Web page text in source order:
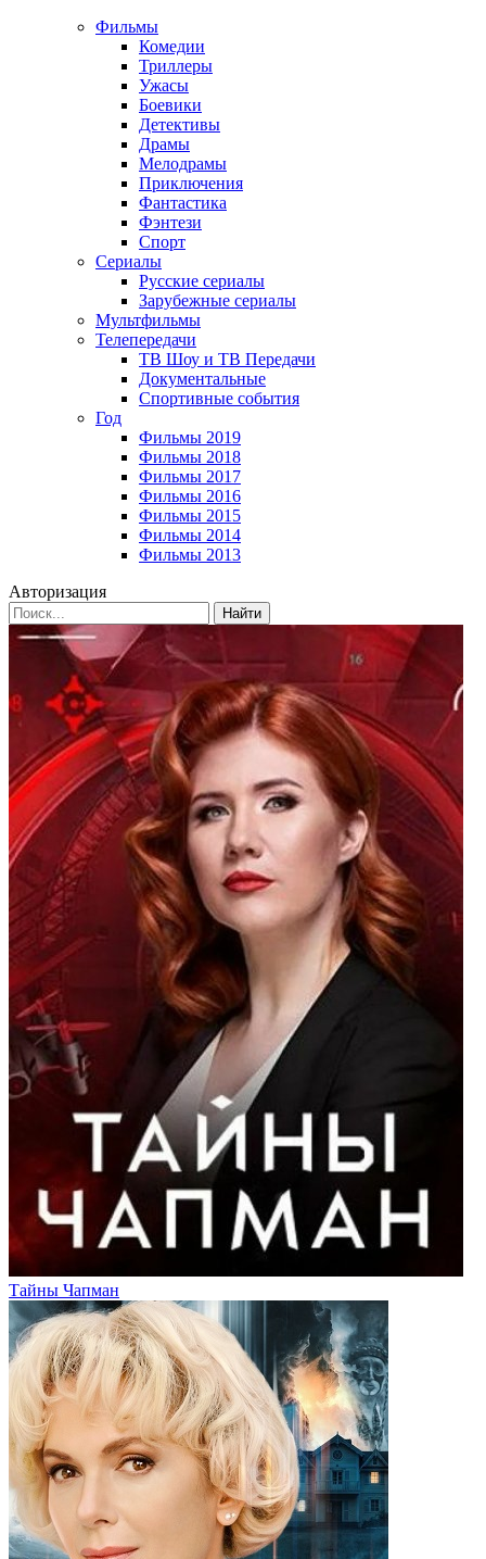
Фильмы
Комедии
Триллеры
Ужасы
Боевики
Детективы
Драмы
Мелодрамы
Приключения
Фантастика
Фэнтези
Спорт
Сериалы
Русские сериалы
Зарубежные сериалы
Мультфильмы
Телепередачи
ТВ Шоу и ТВ Передачи
Документальные
Спортивные события
Год
Фильмы 2019
Фильмы 2018
Фильмы 2017
Фильмы 2016
Фильмы 2015
Фильмы 2014
Фильмы 2013
Авторизация
Найти
Тайны Чапман